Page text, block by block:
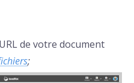
de votre document
;